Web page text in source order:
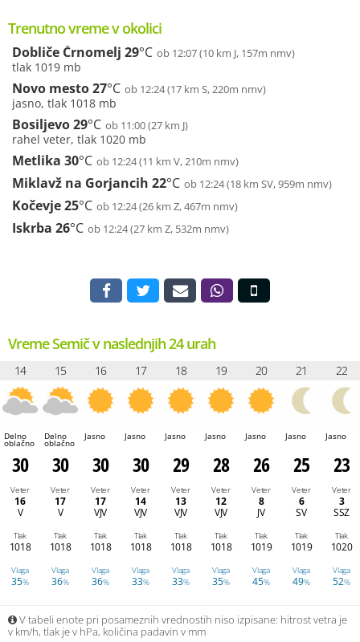
Trenutno vreme v okolici
Dobliče Črnomelj 29°C ob 12:07 (10 km J, 157m nmv)
tlak 1019 mb
Novo mesto27°C ob 12:24 (17 km S, 220m nmv)
jasno, tlak 1018 mb
Bosiljevo29°C ob 11:00 (27 km J)
rahel veter, tlak 1020 mb
Metlika 30°C ob 12:24 (11 km V, 210m nmv)
Miklavž na Gorjancih 22°C ob 12:24 (18 km SV, 959m nmv)
Kočevje25°C ob 12:24 (26 km Z, 467m nmv)
Iskrba 26°C ob 12:24 (27 km Z, 532m nmv)
Vreme Semič v naslednjih 24 urah
14 15 16 17 18 19 20 21 22
Delno
oblačno
Delno
oblačno
Jasno Jasno Jasno Jasno Jasno Jasno Jasno
30 30 30 30 29 28 26 25 23
Veter
16
V
Veter
17
V
Veter
17
VJV
Veter
14
VJV
Veter
13
VJV
Veter
12
VJV
Veter
8
JV
Veter
6
SV
Veter
3
SSZ
Tlak
1018
Tlak
1018
Tlak
1018
Tlak
1018
Tlak
1018
Tlak
1018
Tlak
1019
Tlak
1019
Tlak
1020
Vlaga
35%
Vlaga
36%
Vlaga
36%
Vlaga
33%
Vlaga
33%
Vlaga
35%
Vlaga
45%
Vlaga
49%
Vlaga
52%
V tabeli enote pri posameznih vrednostih niso izpisane: hitrost vetra je
v km/h, tlak je v hPa, količina padavin v mm